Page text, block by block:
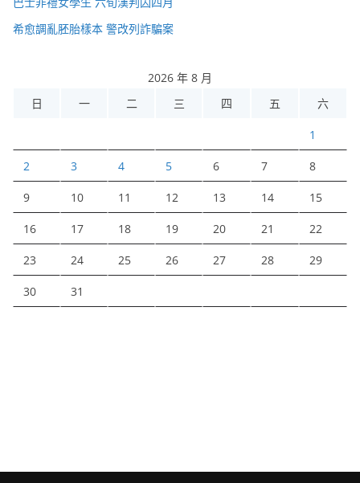
希愈調亂胚胎樣本 警改列詐騙案
2026 年 8 月
日
一 二 三 四 五 六
1
2 3 4 5 6 7 8
9 10 11 12 13 14 15
16 17 18 19 20 21 22
23 24 25 26 27 28 29
30 31